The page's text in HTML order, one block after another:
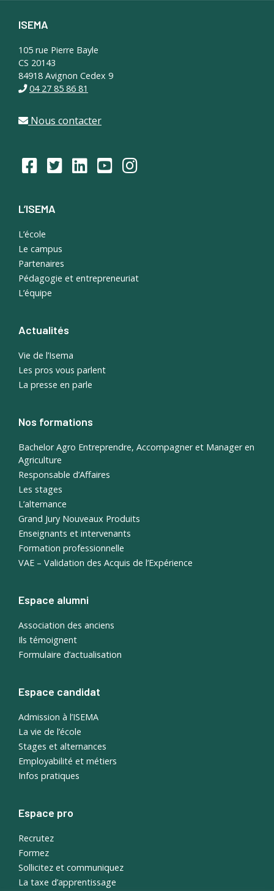
Footer
ISEMA
105 rue Pierre Bayle
CS 20143
84918 Avignon Cedex 9
04 27 85 86 81
Nous contacter
L’ISEMA
L’école
Le campus
Partenaires
Pédagogie et entrepreneuriat
L’équipe
Actualités
Vie de l’Isema
Les pros vous parlent
La presse en parle
Nos formations
Bachelor Agro Entreprendre, Accompagner et Manager en
Agriculture
Responsable d’Affaires
Les stages
L’alternance
Grand Jury Nouveaux Produits
Enseignants et intervenants
Formation professionnelle
VAE – Validation des Acquis de l’Expérience
Espace alumni
Association des anciens
Ils témoignent
Formulaire d’actualisation
Espace candidat
Admission à l’ISEMA
La vie de l’école
Stages et alternances
Employabilité et métiers
Infos pratiques
Espace pro
Recrutez
Formez
Sollicitez et communiquez
La taxe d’apprentissage